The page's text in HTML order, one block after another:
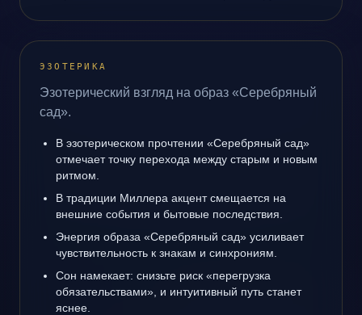
ЭЗОТЕРИКА
Эзотерический взгляд на образ «Серебряный
сад».
В эзотерическом прочтении «Серебряный сад»
отмечает точку перехода между старым и новым
ритмом.
В традиции Миллера акцент смещается на
внешние события и бытовые последствия.
Энергия образа «Серебряный сад» усиливает
чувствительность к знакам и синхрониям.
Сон намекает: снизьте риск «перегрузка
обязательствами», и интуитивный путь станет
яснее.